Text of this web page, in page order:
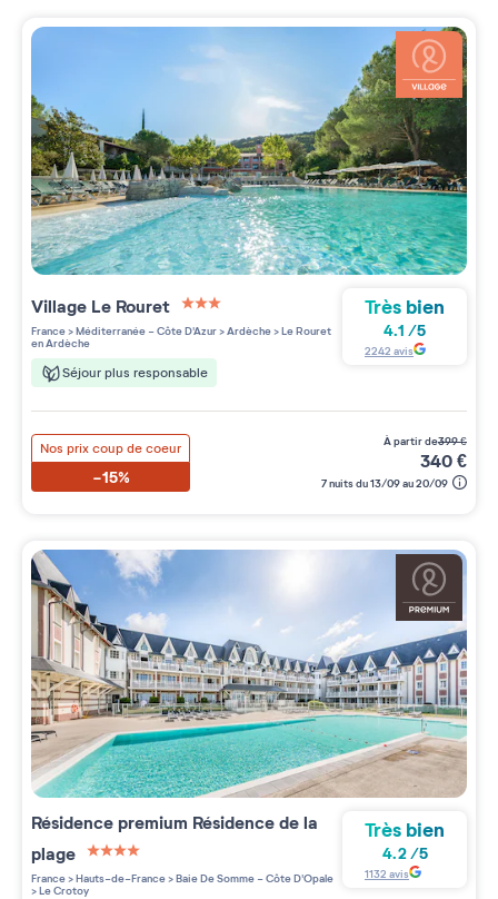
Village Le Rouret
3 étoiles sur 5
France>Méditerranée - Côte D'Azur>Ardèche>Le Rouret
en Ardèche
Séjour plus responsable
Très bien
4.1 /5
2242 avis
Nos prix coup de coeur
-15%
à partir de399€
340€
7 nuits du 13/09 au 20/09
Résidence premium Résidence de la
plage
4 étoiles sur 5
France>Hauts-de-France>Baie De Somme - Côte D'Opale
>Le Crotoy
Très bien
4.2/5
1132 avis